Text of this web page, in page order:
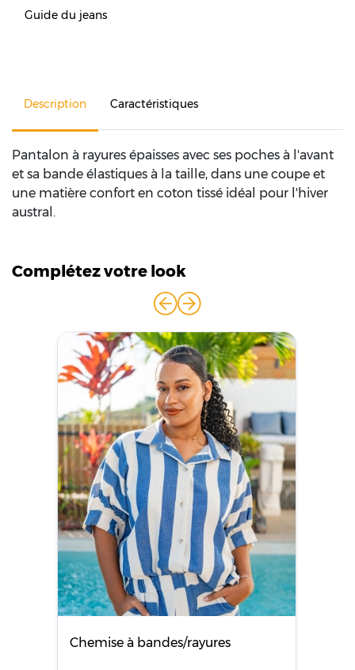
Guide du jeans
Description Caractéristiques
Pantalon à rayures épaisses avec ses poches à l'avant
et sa bande élastiques à la taille, dans une coupe et
une matière confort en coton tissé idéal pour l'hiver
austral.
Complétez votre look
Chemise à bandes/rayures